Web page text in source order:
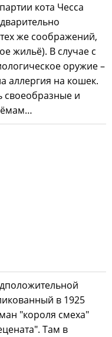
кота Чесса
же соображений,
жильё). В случае с
оружие –
аллергия на кошек.
своеобразные и
в 1925
"короля смеха"
Там в